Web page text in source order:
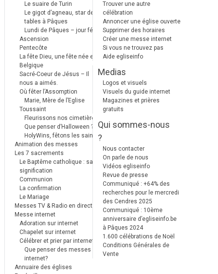
Le suaire de Turin
Le gigot d’agneau, star des
tables à Pâques
Lundi de Pâques – jour férié
Ascension
Pentecôte
La fête Dieu, une fête née en
Belgique
Sacré-Coeur de Jésus – Il
nous a aimés.
Où fêter l’Assomption
Marie, Mère de l’Eglise
Toussaint
Fleurissons nos cimetières
Que penser d’Halloween ?
HolyWins, fêtons les saints !
Animation des messes
Les 7 sacrements
Le Baptême catholique : sa
signification
Communion
La confirmation
Le Mariage
Messes TV & Radio en direct
Messe internet
Adoration sur internet
Chapelet sur internet
Célébrer et prier par internet
Que penser des messes
internet?
Annuaire des églises
Trouver une autre
célébration
Annoncer une église ouverte
Supprimer des horaires
Créer une messe internet
Si vous ne trouvez pas
Aide egliseinfo
Medias
Logos et visuels
Visuels du guide internet
Magazines et prières
gratuits
Qui sommes-nous
?
Nous contacter
On parle de nous
Vidéos egliseinfo
Revue de presse
Communiqué : +64% des
recherches pour le mercredi
des Cendres 2025
Communiqué : 10ème
anniversaire d’egliseinfo.be
à Pâques 2024
1.600 célébrations de Noël
Conditions Générales de
Vente